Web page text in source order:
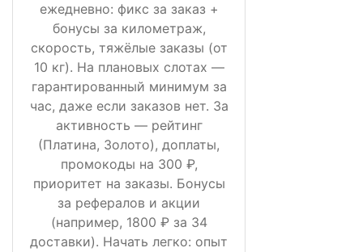
ежедневно: фикс за заказ +
бонусы за километраж,
скорость, тяжёлые заказы (от
10 кг). На плановых слотах —
гарантированный минимум за
час, даже если заказов нет. За
активность — рейтинг
(Платина, Золото), доплаты,
промокоды на 300 ₽,
приоритет на заказы. Бонусы
за рефералов и акции
(например, 1800 ₽ за 34
доставки). Начать легко: опыт